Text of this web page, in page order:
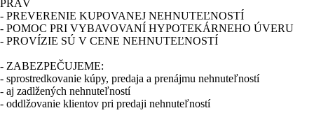
PRÁV
- PREVERENIE KUPOVANEJ NEHNUTEĽNOSTÍ
- POMOC PRI VYBAVOVANÍ HYPOTEKÁRNEHO ÚVERU
- PROVÍZIE SÚ V CENE NEHNUTEĽNOSTÍ
- ZABEZPEČUJEME:
- sprostredkovanie kúpy, predaja a prenájmu nehnuteľností
- aj zadlžených nehnuteľností
- oddlžovanie klientov pri predaji nehnuteľností